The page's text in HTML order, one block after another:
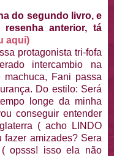
do segundo livro, e
anterior, tá
aqui)
protagonista tri-fofa
intercambio na
machuca, Fani passa
Do estilo: Será
longe da minha
conseguir entender
( acho LINDO
fazer amizades? Sera
opsss! isso ela não